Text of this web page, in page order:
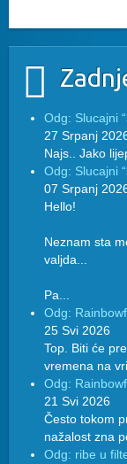
Odg: Slucajni
27 Srpanj
Najs.. Jako
Odg: Slucajni
07 Srpanj
Hello!
Neznam sta
valjda...
Pa...
Odg:
25 Svi 2026
Top. Biti će
vremena na
Odg:
21 Svi 2026
Često tokom
nažalost zna
Odg: ribe u